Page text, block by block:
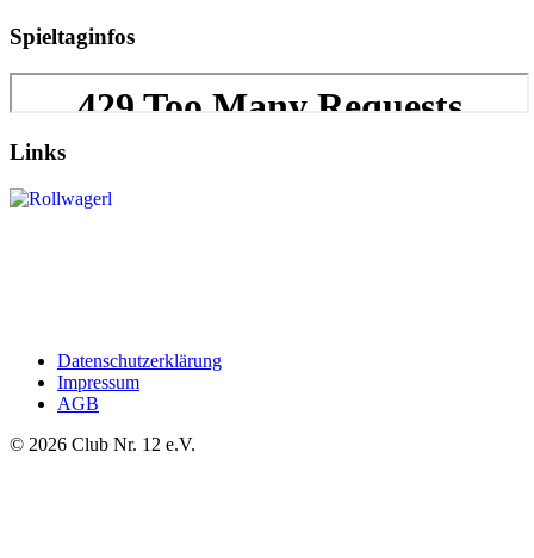
Spieltaginfos
Links
Datenschutzerklärung
Impressum
AGB
© 2026 Club Nr. 12 e.V.